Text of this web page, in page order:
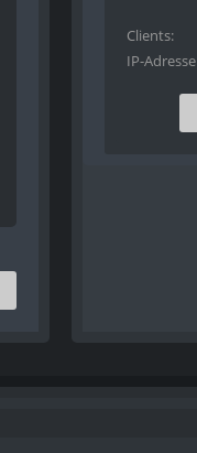
Clients
IP-Adresse